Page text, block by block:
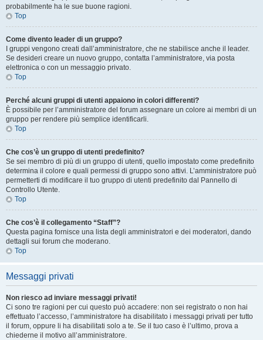
probabilmente ha le sue buone ragioni.
Top
Come divento leader di un gruppo?
I gruppi vengono creati dall’amministratore, che ne stabilisce anche il leader.
Se desideri creare un nuovo gruppo, contatta l’amministratore, via posta
elettronica o con un messaggio privato.
Top
Perché alcuni gruppi di utenti appaiono in colori differenti?
È possibile per l’amministratore del forum assegnare un colore ai membri di un
gruppo per rendere più semplice identificarli.
Top
Che cos’è un gruppo di utenti predefinito?
Se sei membro di più di un gruppo di utenti, quello impostato come predefinito
determina il colore e quali permessi di gruppo sono attivi. L’amministratore può
permetterti di modificare il tuo gruppo di utenti predefinito dal Pannello di
Controllo Utente.
Top
Che cos’è il collegamento “Staff”?
Questa pagina fornisce una lista degli amministratori e dei moderatori, dando
dettagli sui forum che moderano.
Top
Messaggi privati
Non riesco ad inviare messaggi privati!
Ci sono tre ragioni per cui questo può accadere: non sei registrato o non hai
effettuato l’accesso, l’amministratore ha disabilitato i messaggi privati per tutto
il forum, oppure li ha disabilitati solo a te. Se il tuo caso è l’ultimo, prova a
chiederne il motivo all’amministratore.